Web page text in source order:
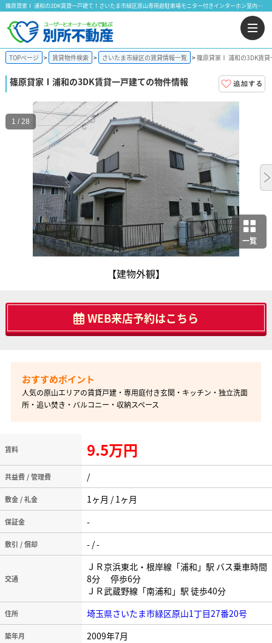
篠原貸家Ⅰ 浦和の3DK賃貸一戸建て！さいたま市緑区原山専用庭駐車場モニター付きインターホン室内洗濯機置場｜株式会社 別所不動産
TOPページ 賃貸物件検索 さいたま市緑区の賃貸情報一覧 篠原貸家Ⅰ 浦和の3DK賃貸
篠原貸家Ⅰ 浦和の3DK賃貸一戸建ての物件情報
一覧
【建物外観】
1 / 28
WEB来店予約はこちら
人気の原山エリアの賃貸戸建・専用庭付き玄関・キッチン・独立洗面
所・追い焚き・バルコニー・収納スペース
賃料 9.5万円
共益費 / 管理費 /
敷金 / 礼金 1ヶ月 / 1ヶ月
保証金 -
敷引 / 償却 - / -
交通
ＪＲ京浜東北・根岸線「浦和」駅 バス乗車時間
8分 停歩6分
ＪＲ武蔵野線「南浦和」駅 徒歩40分
住所 埼玉県さいたま市緑区原山1丁目27番20号
築年月 2009年7月